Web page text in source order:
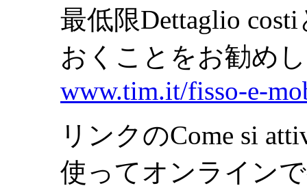
最低限Dettaglio
おくことをお勧め
www.tim.it/fisso-e-
リンクのCome si
使ってオンライン